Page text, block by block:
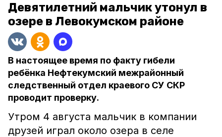
Девятилетний мальчик утонул в
озере в Левокумском районе
В настоящее время по факту гибели
ребёнка Нефтекумский межрайонный
следственный отдел краевого СУ СКР
проводит проверку.
Утром 4 августа мальчик в компании
друзей играл около озера в селе